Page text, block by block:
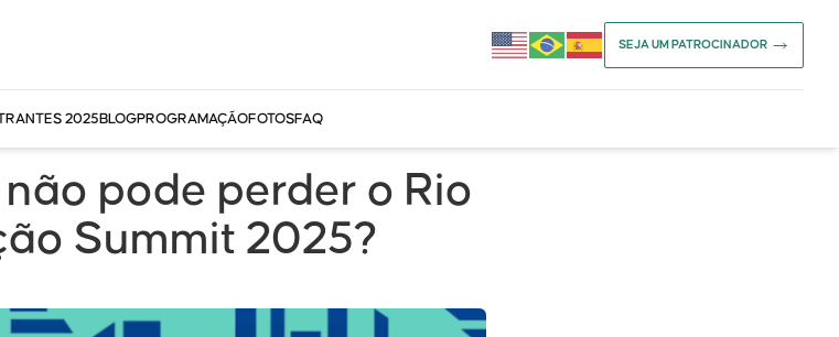
SEJA UM PATROCINADOR
2025 BLOGPROGRAMAÇÃOFOTOSFAQ
pode perder o Rio
Summit 2025?